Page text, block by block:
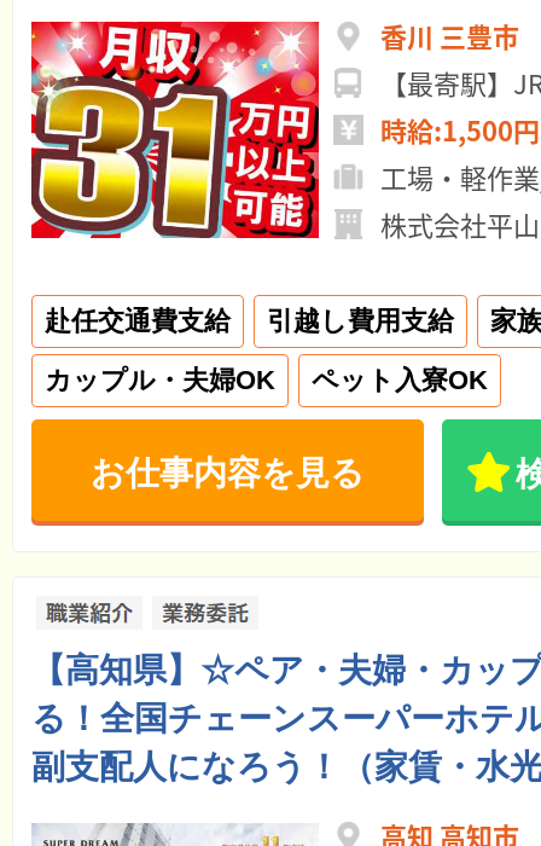
香川 三豊市
【最寄駅】
時給:1,500
工場・軽作
株式会社平
赴任交通費支給 引越し費用支給
家
カップル・夫婦OK
ペット入寮OK
お仕事内容を見る
【高知県】☆ペア・夫婦・カッ
る！全国チェーンスーパーホテ
副支配人になろう！（家賃・水
高知 高知市